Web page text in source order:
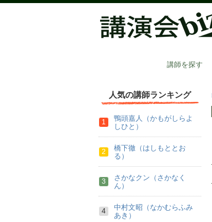
講師を探す
人気の講師ランキング
鴨頭嘉人（かもがしらよ
しひと）
橋下徹（はしもととお
る）
さかなクン（さかなく
ん）
中村文昭（なかむらふみ
あき）